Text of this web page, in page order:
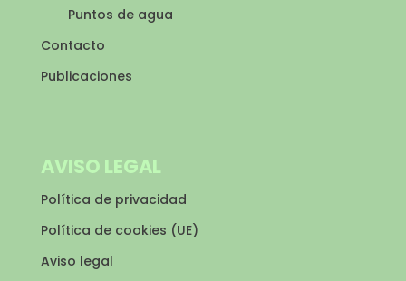
Puntos de agua
Contacto
Publicaciones
AVISO LEGAL
Política de privacidad
Política de cookies (UE)
Aviso legal